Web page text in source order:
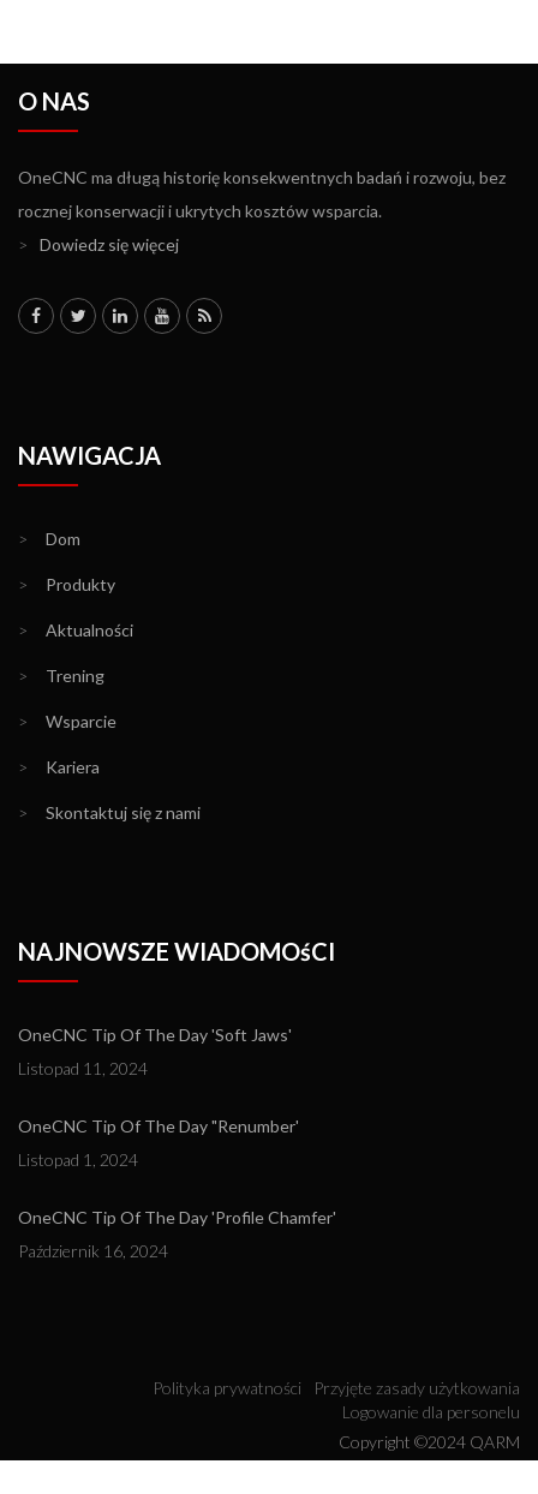
O NAS
OneCNC ma długą historię konsekwentnych badań i rozwoju, bez
rocznej konserwacji i ukrytych kosztów wsparcia.
>
Dowiedz się więcej
NAWIGACJA
> Dom
> Produkty
> Aktualności
> Trening
> Wsparcie
> Kariera
> Skontaktuj się z nami
NAJNOWSZE WIADOMOśCI
OneCNC Tip Of The Day 'Soft Jaws'
Listopad 11, 2024
OneCNC Tip Of The Day "Renumber'
Listopad 1, 2024
OneCNC Tip Of The Day 'Profile Chamfer'
Październik 16, 2024
Polityka prywatności
Przyjęte zasady użytkowania
Logowanie dla personelu
Copyright ©2024 QARM